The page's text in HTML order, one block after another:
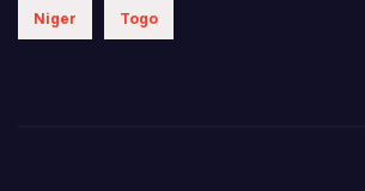
Niger Togo